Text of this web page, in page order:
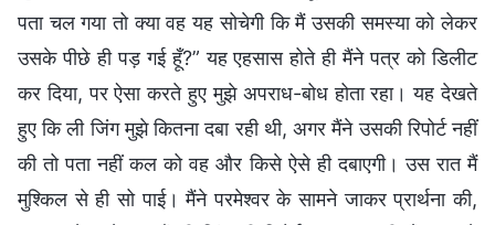
पता चल गया तो क्या वह यह सोचेगी कि मैं उसकी समस्या को लेकर
उसके पीछे ही पड़ गई हूँ?” यह एहसास होते ही मैंने पत्र को डिलीट
कर दिया, पर ऐसा करते हुए मुझे अपराध-बोध होता रहा। यह देखते
हुए कि ली जिंग मुझे कितना दबा रही थी, अगर मैंने उसकी रिपोर्ट नहीं
की तो पता नहीं कल को वह और किसे ऐसे ही दबाएगी। उस रात मैं
मुश्किल से ही सो पाई। मैंने परमेश्वर के सामने जाकर प्रार्थना की,